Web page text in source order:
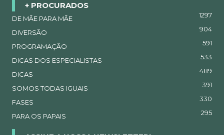
+ PROCURADOS
DE MÃE PARA MÃE 1297
DIVERSÃO 904
PROGRAMAÇÃO 591
DICAS DOS ESPECIALISTAS 533
DICAS 489
SOMOS TODAS IGUAIS 391
FASES 330
PARA OS PAPAIS 295